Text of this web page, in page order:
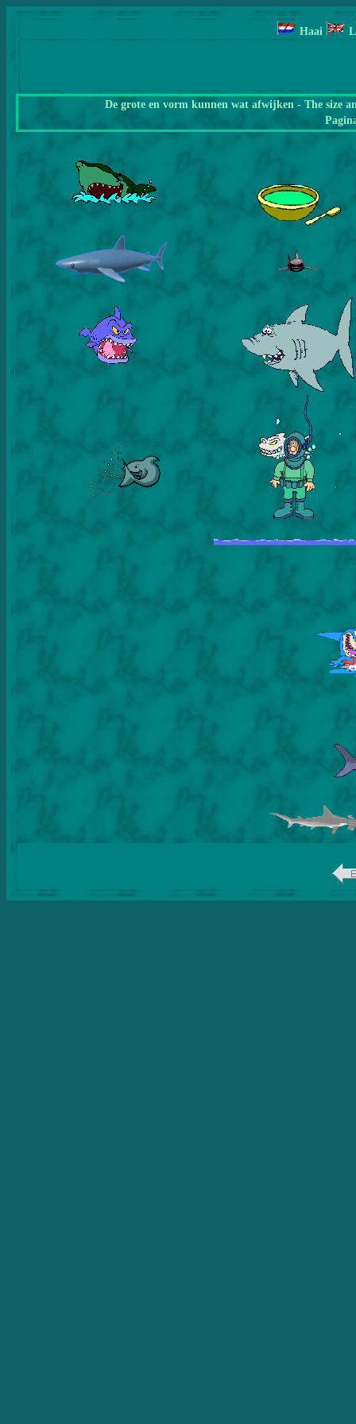
Haai
De grote en vorm kunnen wat afwijken - The size